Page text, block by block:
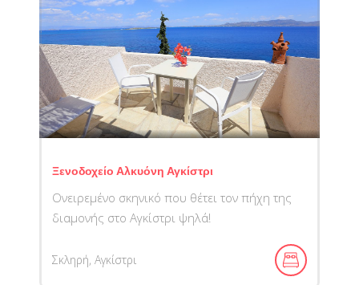
Ξενοδοχείο Αλκυόνη Αγκίστρι
Ονειρεμένο σκηνικό που θέτει τον πήχη της
διαμονής στο Αγκίστρι ψηλά!
Σκληρή, Αγκίστρι